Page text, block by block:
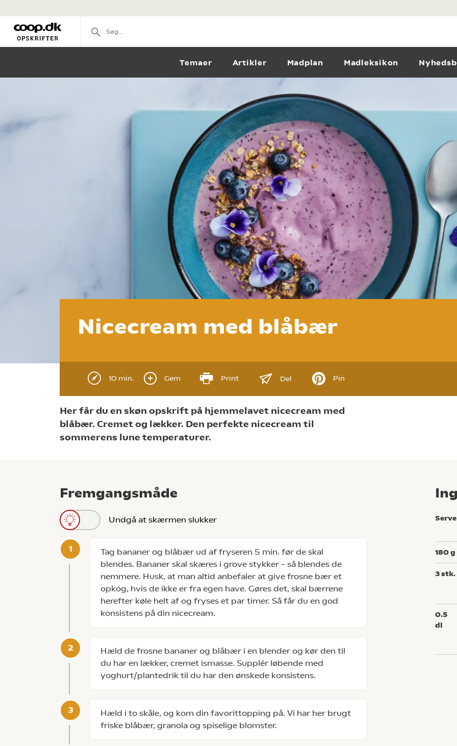
Temaer Artikler Madplan Madleksikon
Nicecream med blåbær
10 min. Gem Print Del Pin
Her får du en skøn opskrift på hjemmelavet nicecream med
blåbær. Cremet og lækker. Den perfekte nicecream til
sommerens lune temperaturer.
Fremgangsmåde
Undgå at skærmen slukker
Tag bananer og blåbær ud af fryseren 5 min. før de skal
blendes. Bananer skal skæres i grove stykker – så blendes de
nemmere. Husk, at man altid anbefaler at give frosne bær et
opkog, hvis de ikke er fra egen have. Gøres det, skal bærrene
herefter køle helt af og fryses et par timer. Så får du en god
konsistens på din nicecream.
Hæld de frosne bananer og blåbær i en blender og kør den til
du har en lækker, cremet ismasse. Supplér løbende med
yoghurt/plantedrik til du har den ønskede konsistens.
Hæld i to skåle, og kom din favorittopping på. Vi har her brugt
friske blåbær, granola og spiselige blomster.
180g
3stk.
0.5
dl